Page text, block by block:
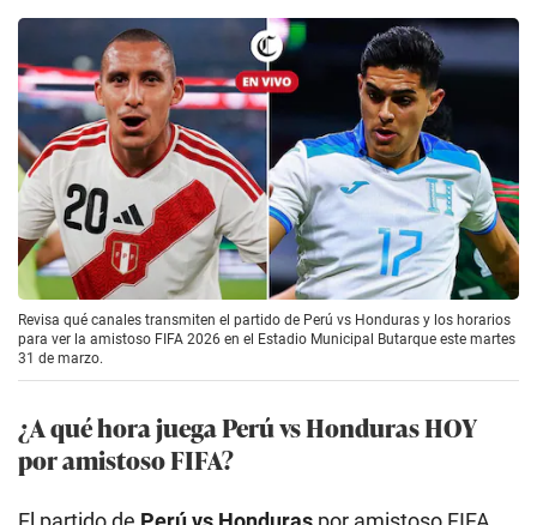
Revisa qué canales transmiten el partido de Perú vs Honduras y los horarios
para ver la amistoso FIFA 2026 en el Estadio Municipal Butarque este martes
31 de marzo.
¿A qué hora juega Perú vs Honduras HOY
por amistoso FIFA?